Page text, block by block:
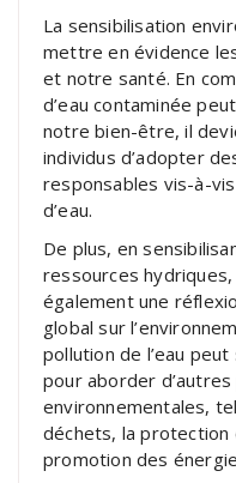
La sensibilisation
mettre en évidence
et notre santé. En
d’eau contaminée
notre bien-être, il
individus d’adopter
responsables vis-à-
d’eau.
De plus, en
ressources
également une
global sur
pollution de l’eau
pour aborder
environnementales,
déchets, la
promotion des